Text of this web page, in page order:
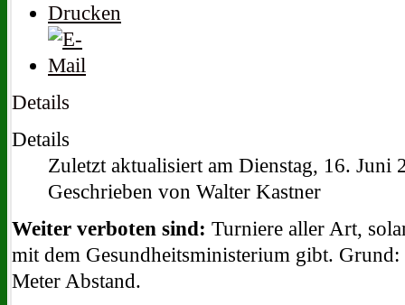
Details
Details
Zuletzt aktualisiert am Dienstag, 16. Juni
Geschrieben von Walter Kastner
Weiter verboten sind: Turniere aller Art,
mit dem Gesundheitsministerium gibt.
Meter Abstand.